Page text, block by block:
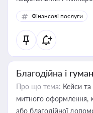
Фінансові послуги
Благодійна і
Про що тема: Кейси та
митного оформлення,
або благодійної